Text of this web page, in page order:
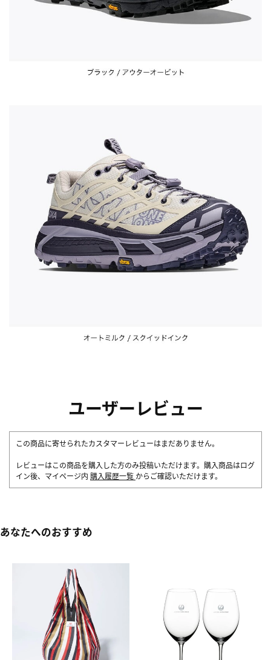
ユーザーレビュー
この商品に寄せられたカスタマーレビューはまだありません。
レビューはこの商品を購入した方のみ投稿いただけます。購入商品はログ
イン後、マイページ内 購入履歴一覧 からご確認いただけます。
あなたへのおすすめ